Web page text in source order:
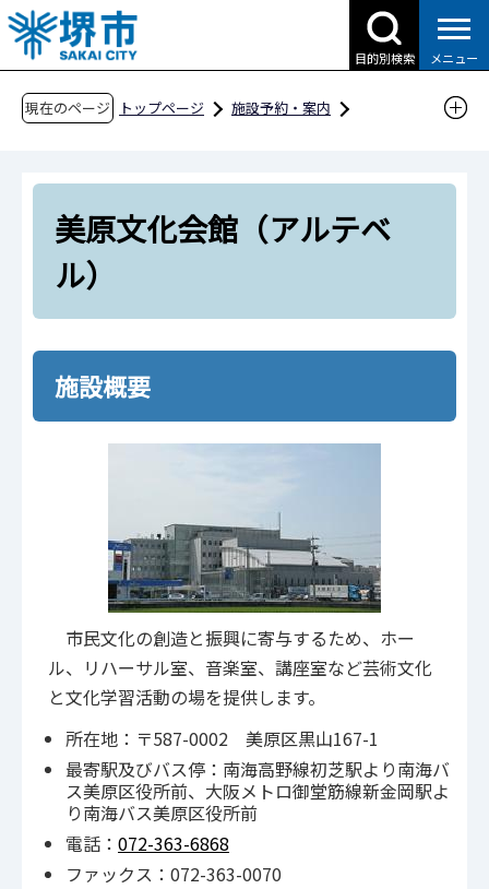
こ
の
ペ
目的別検索 メニュー
現在のページ トップページ
施設予約・案内
ホール・会館等
美原文化会館（アルテベル）
美原文化会館（アルテベ
ル）
施設概要
市民文化の創造と振興に寄与するため、ホー
ル、リハーサル室、音楽室、講座室など芸術文化
と文化学習活動の場を提供します。
所在地：〒587-0002 美原区黒山167-1
最寄駅及びバス停：南海高野線初芝駅より南海バ
ス美原区役所前、大阪メトロ御堂筋線新金岡駅よ
り南海バス美原区役所前
電話： 072-363-6868
ファックス：072-363-0070